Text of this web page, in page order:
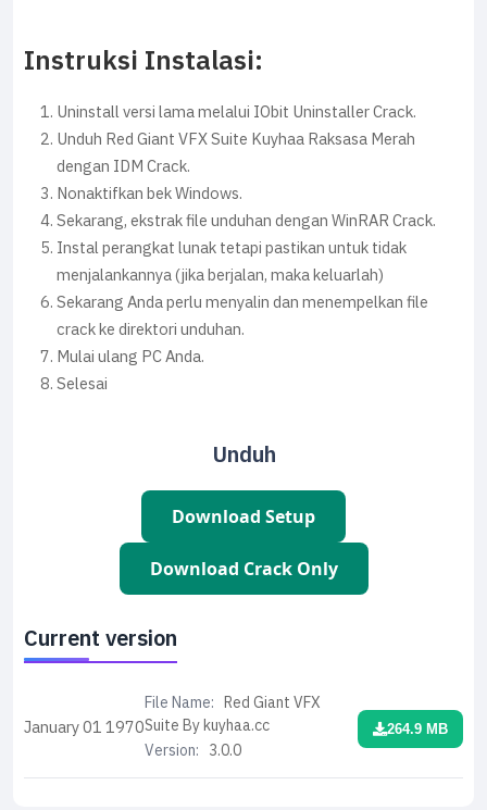
Instruksi Instalasi:
Uninstall versi lama melalui IObit Uninstaller Crack.
Unduh Red Giant VFX Suite Kuyhaa Raksasa Merah
dengan IDM Crack.
Nonaktifkan bek Windows.
Sekarang, ekstrak file unduhan dengan WinRAR Crack.
Instal perangkat lunak tetapi pastikan untuk tidak
menjalankannya (jika berjalan, maka keluarlah)
Sekarang Anda perlu menyalin dan menempelkan file
crack ke direktori unduhan.
Mulai ulang PC Anda.
Selesai
Unduh
Download Setup
Download Crack Only
Current version
January 011970
File Name: Red Giant VFX
Suite By kuyhaa.cc
Version: 3.0.0
264.9 MB